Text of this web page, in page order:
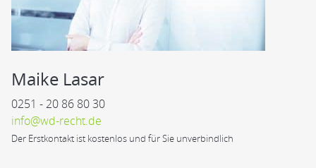
Maike Lasar
0251 - 20 86 80 30
info@wd-recht.de
Der Erstkontakt ist kostenlos und für Sie unverbindlich